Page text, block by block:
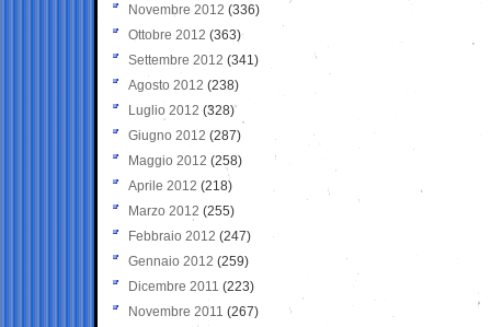
Novembre 2012 (336)
Ottobre 2012 (363)
Settembre 2012 (341)
Agosto 2012 (238)
Luglio 2012 (328)
Giugno 2012 (287)
Maggio 2012 (258)
Aprile 2012 (218)
Marzo 2012 (255)
Febbraio 2012 (247)
Gennaio 2012 (259)
Dicembre 2011 (223)
Novembre 2011 (267)